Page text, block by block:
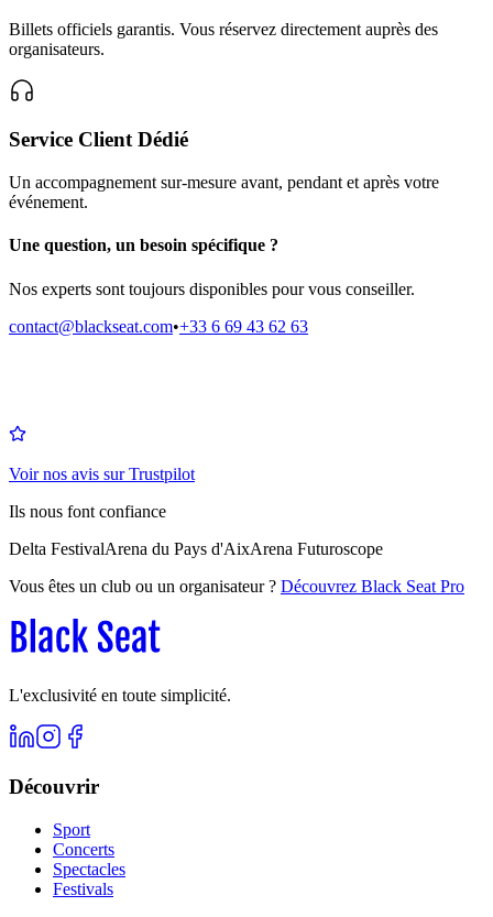
Billets officiels garantis. Vous réservez directement auprès des
organisateurs.
Service Client Dédié
Un accompagnement sur-mesure avant, pendant et après votre
événement.
Une question, un besoin spécifique ?
Nos experts sont toujours disponibles pour vous conseiller.
contact@blackseat.com•+33 6 69 43 62 63
Voir nos avis sur Trustpilot
Ils nous font confiance
Delta FestivalArena du Pays d'AixArena Futuroscope
Vous êtes un club ou un organisateur ? Découvrez Black Seat Pro
L'exclusivité en toute simplicité.
Découvrir
Sport
Concerts
Spectacles
Festivals